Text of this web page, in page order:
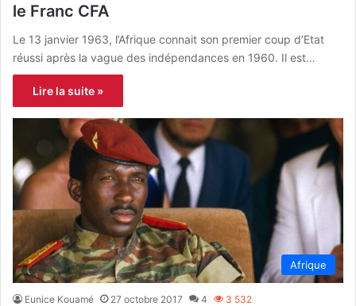
le Franc CFA
Le 13 janvier 1963, l’Afrique connait son premier coup d’Etat
réussi après la vague des indépendances en 1960. Il est…
Lire la suite »
Afrique
Eunice Kouamé 27 octobre 2017 4 3 532